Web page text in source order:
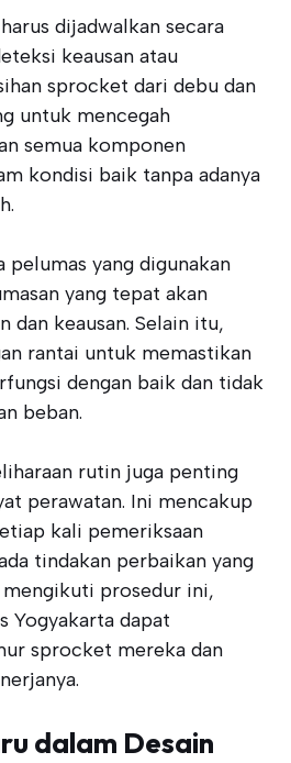
dijadwalkan secara
keausan atau
sprocket dari debu dan
untuk mencegah
semua komponen
kondisi baik tanpa adanya
pelumas yang digunakan
yang tepat akan
dan keausan. Selain itu,
rantai untuk memastikan
dengan baik dan tidak
beban.
rutin juga penting
perawatan. Ini mencakup
kali pemeriksaan
tindakan perbaikan yang
prosedur ini,
Yogyakarta dapat
sprocket mereka dan
dalam Desain